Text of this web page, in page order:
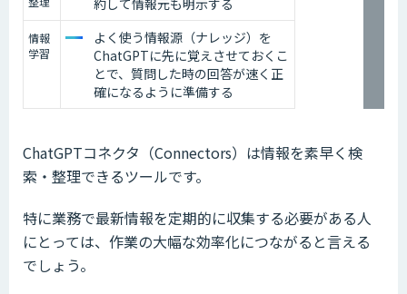
情報
学習
よく使う情報源（ナレッジ）を
ChatGPTに先に覚えさせておくこ
とで、質問した時の回答が速く正
確になるように準備する
ChatGPTコネクタ（Connectors）は情報を素早く検
索・整理できるツールです。
特に業務で最新情報を定期的に収集する必要がある人
にとっては、作業の大幅な効率化につながると言える
でしょう。